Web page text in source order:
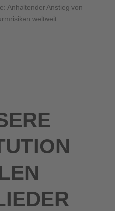
Anhaltender Anstieg von
weltweit